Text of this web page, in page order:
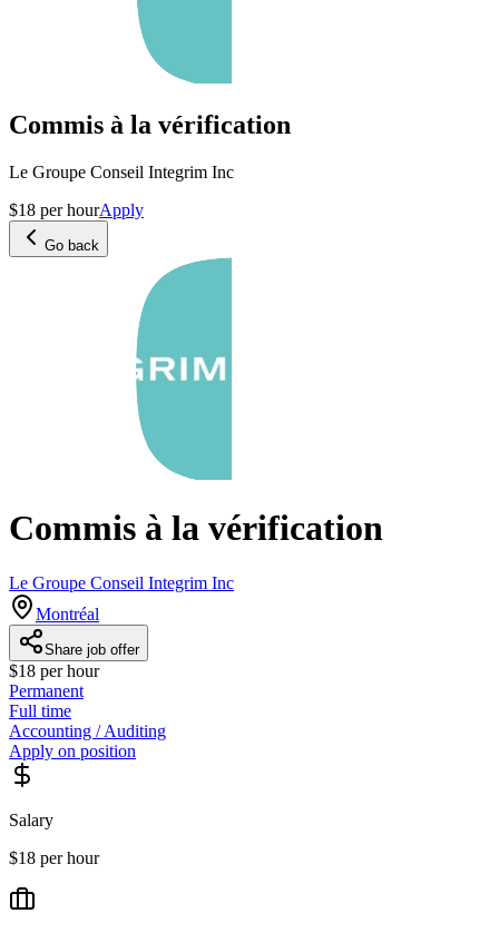
Commis à la vérification
Le Groupe Conseil Integrim Inc
$18 per hourApply
Go back
Commis à la vérification
Le Groupe Conseil Integrim Inc
Montréal
Share job offer
$18 per hour
Permanent
Full time
Accounting / Auditing
Apply on position
Salary
$18 per hour